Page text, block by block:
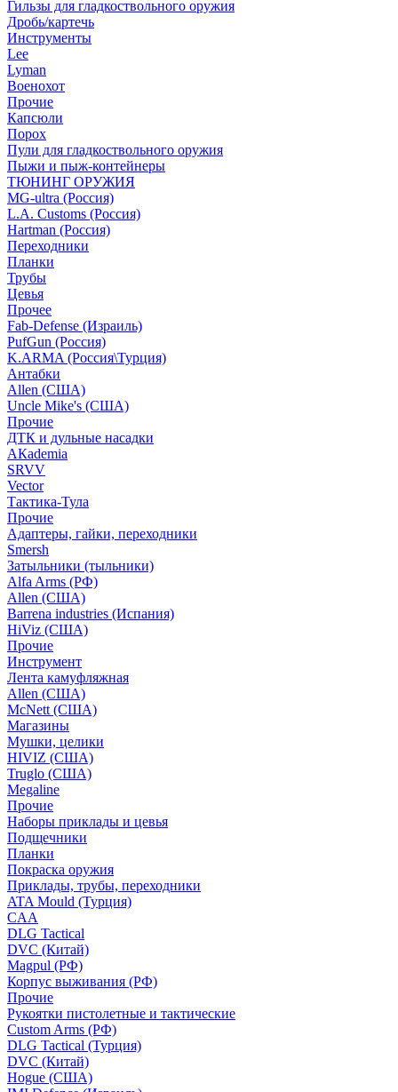
Гильзы для гладкоствольного оружия
Дробь/картечь
Инструменты
Lee
Lyman
Военохот
Прочие
Капсюли
Порох
Пули для гладкоствольного оружия
Пыжи и пыж-контейнеры
ТЮНИНГ ОРУЖИЯ
MG-ultra (Россия)
L.A. Customs (Россия)
Hartman (Россия)
Переходники
Планки
Трубы
Цевья
Прочее
Fab-Defense (Израиль)
PufGun (Россия)
K.ARMA (Россия\Турция)
Антабки
Allen (США)
Uncle Mike's (США)
Прочие
ДТК и дульные насадки
АКademia
SRVV
Vector
Тактика-Тула
Прочие
Адаптеры, гайки, переходники
Smersh
Затыльники (тыльники)
Alfa Arms (РФ)
Allen (США)
Barrena industries (Испания)
HiViz (США)
Прочие
Инструмент
Лента камуфляжная
Allen (США)
McNett (США)
Магазины
Мушки, целики
HIVIZ (США)
Truglo (США)
Megaline
Прочие
Наборы приклады и цевья
Подщечники
Планки
Покраска оружия
Приклады, трубы, переходники
ATA Mould (Турция)
CAA
DLG Tactical
DVC (Китай)
Magpul (РФ)
Корпус выживания (РФ)
Прочие
Рукоятки пистолетные и тактические
Custom Arms (РФ)
DLG Tactical (Турция)
DVC (Китай)
Hogue (США)